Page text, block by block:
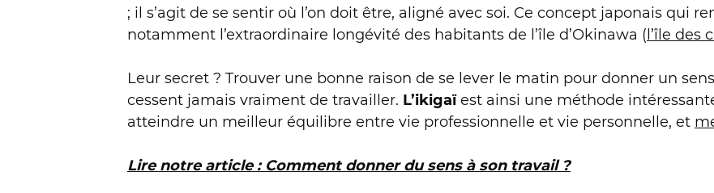
; il s’agit de se sentir où l’on doit être, aligné avec soi. Ce concept japonais qui
notamment l’extraordinaire longévité des habitants de l’île d’Okinawa ( l’île des
Leur secret ? Trouver une bonne raison de se lever le matin pour donner un
cessent jamais vraiment de travailler. L’ikigaïest ainsi une méthode
atteindre un meilleur équilibre entre vie professionnelle et vie personnelle, et
Lire notre article : Comment donner du sens à son travail ?